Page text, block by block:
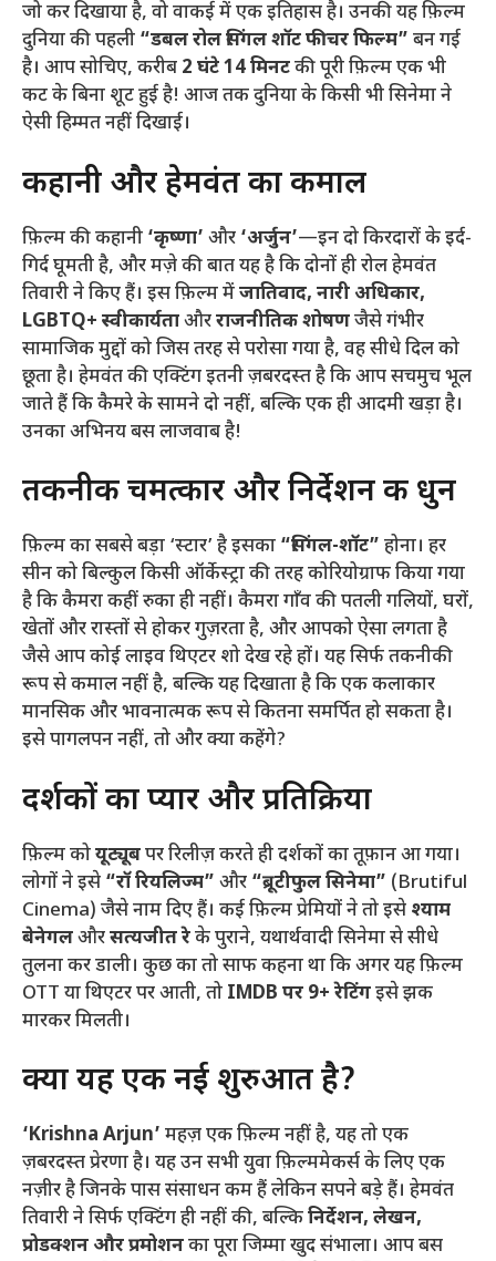
जो कर दिखाया है, वो वाकई में एक इतिहास है। उनकी यह फ़िल्म
दुनिया की पहली “डबल रोल सिंगल शॉट फीचर फिल्म” बन गई
है। आप सोचिए, करीब 2 घंटे 14 मिनटकी पूरी फ़िल्म एक भी
कट के बिना शूट हुई है! आज तक दुनिया के किसी भी सिनेमा ने
ऐसी हिम्मत नहीं दिखाई।
​कहानी और हेमवंत का कमाल
​फ़िल्म की कहानी ‘कृष्णा’ और ‘अर्जुन’—इन दो किरदारों के इर्द-
गिर्द घूमती है, और मज़े की बात यह है कि दोनों ही रोल हेमवंत
तिवारी ने किए हैं। इस फ़िल्म मेंजातिवाद, नारी अधिकार,
LGBTQ+ स्वीकार्यताऔरराजनीतिक शोषणजैसे गंभीर
सामाजिक मुद्दों को जिस तरह से परोसा गया है, वह सीधे दिल को
छूता है। हेमवंत की एक्टिंग इतनी ज़बरदस्त है कि आप सचमुच भूल
जाते हैं कि कैमरे के सामने दो नहीं, बल्कि एक ही आदमी खड़ा है।
उनका अभिनय बस लाजवाब है!
​तकनीकी चमत्कार और निर्देशन की धुन
​फ़िल्म का सबसे बड़ा ‘स्टार’ है इसका “सिंगल-शॉट” होना। हर
सीन को बिल्कुल किसी ऑर्केस्ट्रा की तरह कोरियोग्राफ किया गया
है कि कैमरा कहीं रुका ही नहीं। कैमरा गाँव की पतली गलियों, घरों,
खेतों और रास्तों से होकर गुज़रता है, और आपको ऐसा लगता है
जैसे आप कोई लाइव थिएटर शो देख रहे हों। यह सिर्फ तकनीकी
रूप से कमाल नहीं है, बल्कि यह दिखाता है कि एक कलाकार
मानसिक और भावनात्मक रूप से कितना समर्पित हो सकता है।
इसे पागलपन नहीं, तो और क्या कहेंगे?
​दर्शकों का प्यार और प्रतिक्रिया
​फ़िल्म कोयूट्यूबपर रिलीज़ करते ही दर्शकों का तूफ़ान आ गया।
लोगों ने इसे “रॉ रियलिज्म” और “ब्रूटीफुल सिनेमा” (Brutiful
Cinema) जैसे नाम दिए हैं। कई फ़िल्म प्रेमियों ने तो इसे श्याम
बेनेगलऔरसत्यजीत रेके पुराने, यथार्थवादी सिनेमा से सीधे
तुलना कर डाली। कुछ का तो साफ कहना था कि अगर यह फ़िल्म
OTT या थिएटर पर आती, तो IMDB पर 9+ रेटिंगइसे झक
मारकर मिलती।
​क्या यह एक नई शुरुआत है?
‘Krishna Arjun’ महज़ एक फ़िल्म नहीं है, यह तो एक
ज़बरदस्त प्रेरणा है। यह उन सभी युवा फ़िल्ममेकर्स के लिए एक
नज़ीर है जिनके पास संसाधन कम हैं लेकिन सपने बड़े हैं। हेमवंत
तिवारी ने सिर्फ एक्टिंग ही नहीं की, बल्किनिर्देशन, लेखन,
प्रोडक्शन और प्रमोशनका पूरा जिम्मा खुद संभाला। आप बस